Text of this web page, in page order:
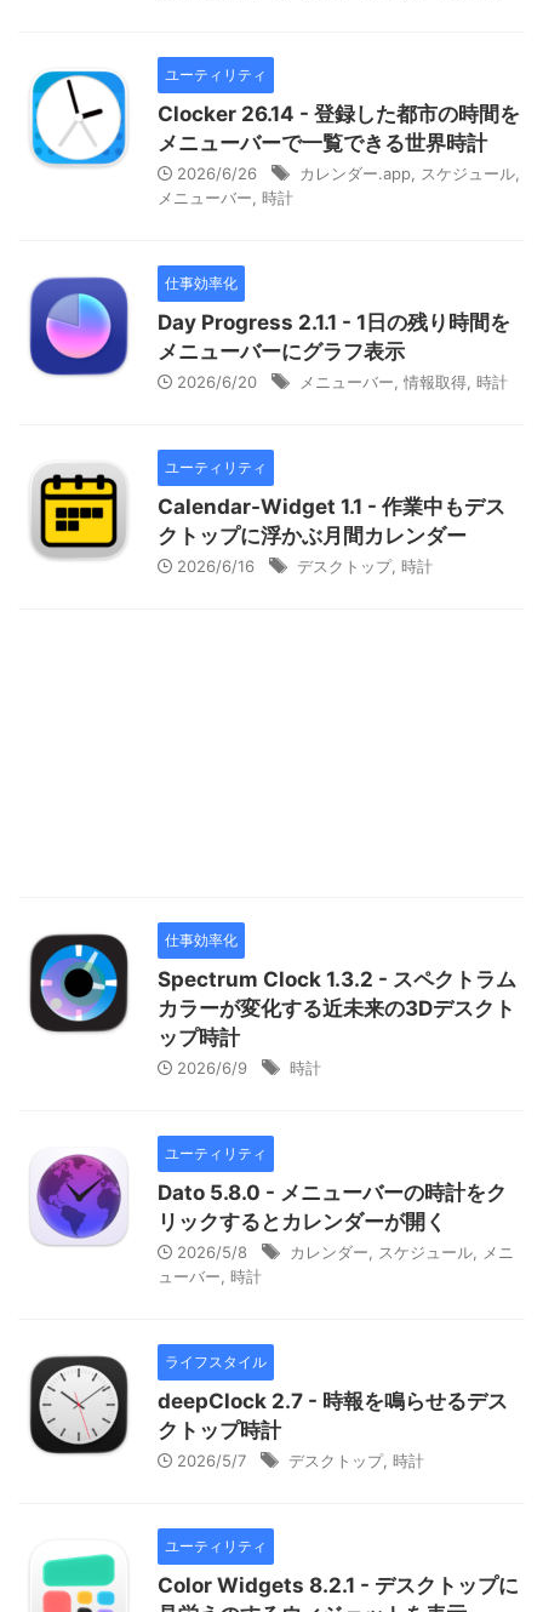
ユーティリティ
Clocker 26.14 - 登録した都市の時間を
メニューバーで一覧できる世界時計
2026/6/26 カレンダー.app スケジュール
メニューバー 時計
仕事効率化
Day Progress 2.1.1 - 1日の残り時間を
メニューバーにグラフ表示
2026/6/20 メニューバー 情報取得 時計
ユーティリティ
Calendar-Widget 1.1 - 作業中もデス
クトップに浮かぶ月間カレンダー
2026/6/16 デスクトップ, 時計
仕事効率化
Spectrum Clock 1.3.2 - スペクトラム
カラーが変化する近未来の3Dデスクト
ップ時計
2026/6/9 時計
ユーティリティ
Dato 5.8.0 - メニューバーの時計をク
リックするとカレンダーが開く
2026/5/8 カレンダー スケジュール
メニ
ューバー 時計
ライフスタイル
deepClock 2.7 - 時報を鳴らせるデス
クトップ時計
2026/5/7 デスクトップ, 時計
ユーティリティ
Color Widgets 8.2.1 - デスクトップに